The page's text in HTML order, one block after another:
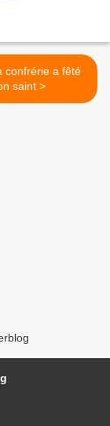
confrérie a fêté
son saint >